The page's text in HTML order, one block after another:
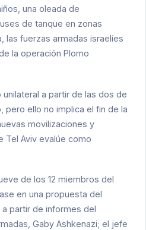
una oleada de
de tanque en zonas
las fuerzas armadas israelíes
la operación Plomo
a partir de las dos de
pero ello no implica el fin de la
movilizaciones y
Tel Aviv evalúe como
de los 12 miembros del
en una propuesta del
partir de informes del
Gaby Ashkenazi; el jefe